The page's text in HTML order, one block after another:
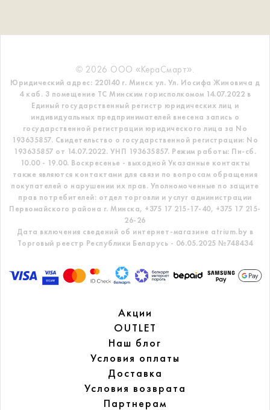
© 2026 ООО «КераСмарт».
Юридический адрес: 220140 г. Минск ул. Ул. Иосифа Жиновича д
4 каб. 3 помещение ТС Минским горисполкомом 14.07.2022 в
Единый государственный регистр юридических лиц и
индивидуальных предпринимателей внесена запись о
государственной регистрации юридического лица за No
193635857. Свидетельство о государственной регистрации: No
193635857 от 14.07.2022. УНП 193635857. Режим работы: Пн-сб.
10.00 - 19.00. Воскресенье - выходной Указанные контакты
также являются контактами для связи по вопросам обращения
покупателей о нарушении их прав. Уполномоченные по защите
прав потребителей: отдел торговли и услуг администрации
Первомайского района г. Минска, +375 17 215-17-40, +375 17 215-
26-26
Дата включения сведений об интернет-магазине atrium.by в
Торговый реестр Республики Беларусь - 06.05.2025 №748434
Акции
OUTLET
Наш блог
Условия оплаты
Доставка
Условия возврата
Партнерам